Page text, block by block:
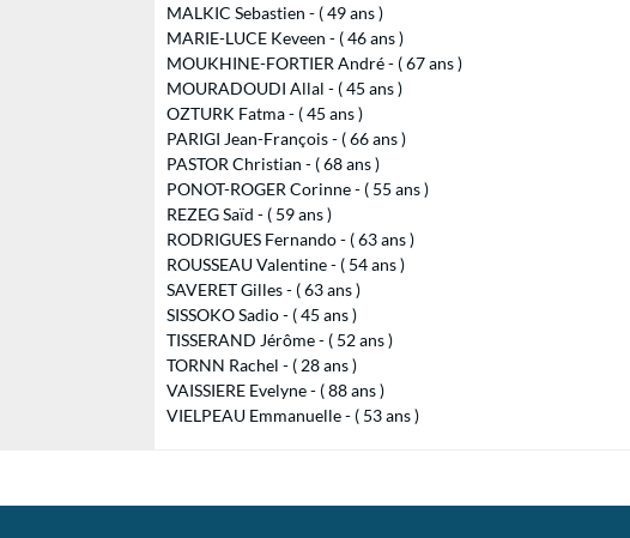
MALKIC Sebastien - ( 49 ans )
MARIE-LUCE Keveen - ( 46 ans )
MOUKHINE-FORTIER André - ( 67 ans )
MOURADOUDI Allal - ( 45 ans )
OZTURK Fatma - ( 45 ans )
PARIGI Jean-François - ( 66 ans )
PASTOR Christian - ( 68 ans )
PONOT-ROGER Corinne - ( 55 ans )
REZEG Saïd - ( 59 ans )
RODRIGUES Fernando - ( 63 ans )
ROUSSEAU Valentine - ( 54 ans )
SAVERET Gilles - ( 63 ans )
SISSOKO Sadio - ( 45 ans )
TISSERAND Jérôme - ( 52 ans )
TORNN Rachel - ( 28 ans )
VAISSIERE Evelyne - ( 88 ans )
VIELPEAU Emmanuelle - ( 53 ans )